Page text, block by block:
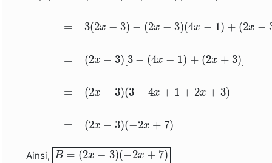
= 3(2x − 3) − (2x − 3)(4x − 1) + (2x −
= (2x − 3)[3 − (4x − 1) + (2x + 3)]
= (2x − 3)(3 − 4x + 1 + 2x + 3)
= (2x − 3)(−2x + 7)
Ainsi, B = (2x − 3)(−2x + 7)
B=(2x−3)(−2x+7)